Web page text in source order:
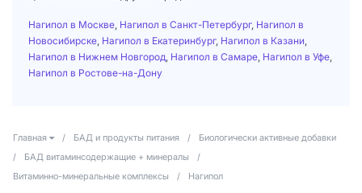
Нагипол в Москве Нагипол в Санкт-Петербург, Нагипол в
Новосибирске Нагипол в Екатеринбург, Нагипол в Казани
Нагипол в Нижнем Новгород Нагипол в Самаре Нагипол в Уфе
Нагипол в Ростове-на-Дону
Главная / БАД и продукты питания /
Биологически активные добавки
/
БАД витаминсодержащие + минералы
/
Витаминно-минеральные комплексы
/ Нагипол